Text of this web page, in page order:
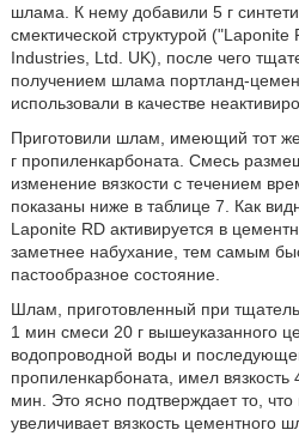
шлама. К нему добавили 5 г
смектической структурой
Industries, Ltd. UK), после чего
получением шлама портланд-
использовали в качестве
Приготовили шлам, имеющий тот
г пропиленкарбоната. Смесь
изменение вязкости с течением
показаны ниже в таблице 7. Как
Laponite RD активируется в
заметнее набухание, тем самым
пастообразное состояние.
Шлам, приготовленный при
1 мин смеси 20 г вышеуказанного
водопроводной воды и
пропиленкарбоната, имел
мин. Это ясно подтверждает то,
увеличивает вязкость цементного